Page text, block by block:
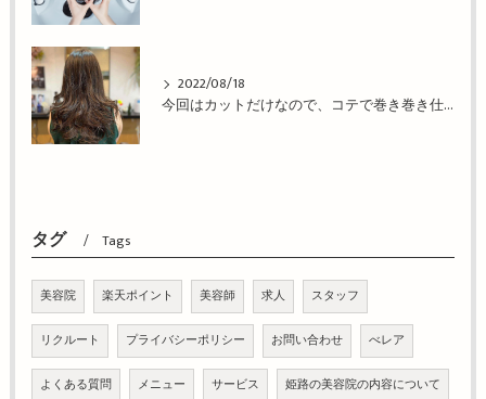
2022/08/18
今回はカットだけなので、コテで巻き巻き仕上げ！姫路市の美容院BEREA(ベレア)はお客様のキレイを叶える美容室／ヘアサロン
タグ Tags
美容院 楽天ポイント 美容師 求人 スタッフ
リクルート プライバシーポリシー お問い合わせ べレア
よくある質問 メニュー サービス 姫路の美容院の内容について